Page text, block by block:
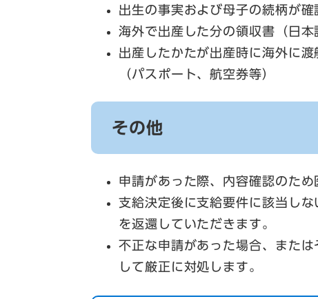
出生の事実および母子の続柄が
海外で出産した分の領収書（日本
出産したかたが出産時に海外に
（パスポート、航空券等）
その他
申請があった際、内容確認のた
支給決定後に支給要件に該当し
を返還していただきます。
不正な申請があった場合、また
して厳正に対処します。